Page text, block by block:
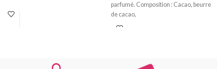
parfumé. Composition : Cacao, beurre
de cacao,